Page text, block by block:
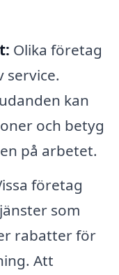
Olika företag
service.
kan
och betyg
på arbetet.
företag
som
rabatter för
Att